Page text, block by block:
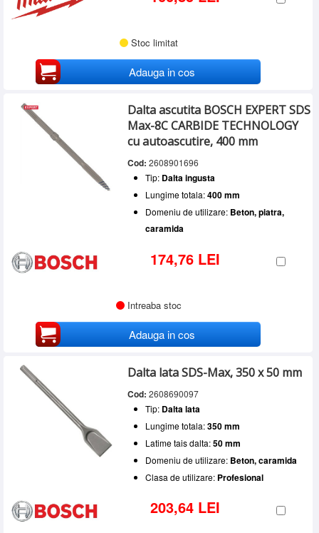
Stoc limitat
Adauga in cos
Dalta ascutita BOSCH EXPERT SDS
Max-8C CARBIDE TECHNOLOGY
cu autoascutire, 400 mm
Cod: 2608901696
Tip: Dalta ingusta
Lungime totala:400 mm
Domeniu de utilizare: Beton, piatra,
caramida
174,76 LEI
Intreaba stoc
Adauga in cos
Dalta lata SDS-Max, 350 x 50 mm
Cod: 2608690097
Tip: Dalta lata
Lungime totala:350 mm
Latime tais dalta:50 mm
Domeniu de utilizare: Beton, caramida
Clasa de utilizare: Profesional
203,64 LEI